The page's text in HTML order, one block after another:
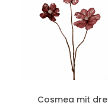
Cosmea mit